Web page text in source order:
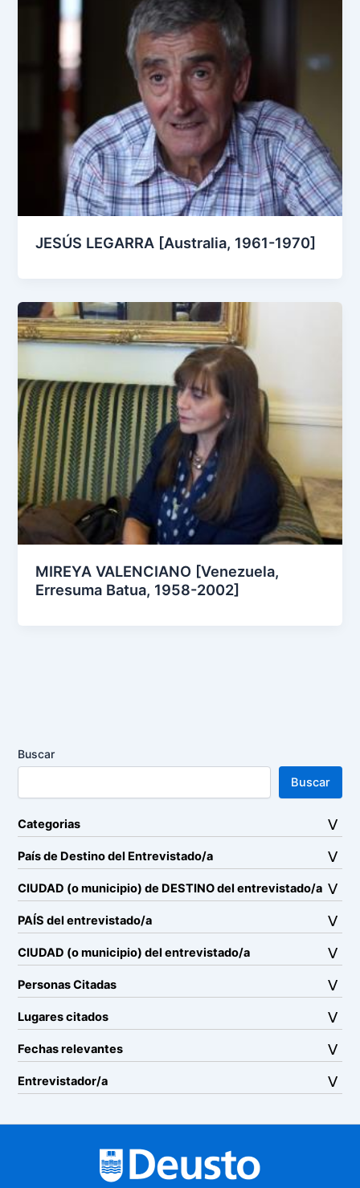
JESÚS LEGARRA [Australia, 1961-1970]
MIREYA VALENCIANO [Venezuela,
Erresuma Batua, 1958-2002]
Buscar
Buscar
Categorias
País de Destino del Entrevistado/a
CIUDAD (o municipio) de DESTINO del entrevistado/a
PAÍS del entrevistado/a
CIUDAD (o municipio) del entrevistado/a
Personas Citadas
Lugares citados
Fechas relevantes
Entrevistador/a